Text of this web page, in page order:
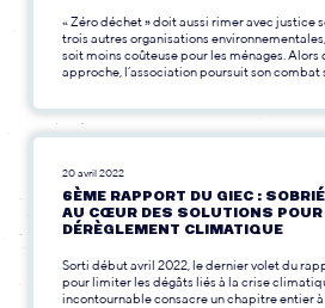
« Zéro déchet » doit aussi rimer avec justice
trois autres organisations
soit moins coûteuse pour les ménages.
approche, l’association poursuit son combat
20 avril 2022
6ÈME RAPPORT DU GIEC :
AU CŒUR DES SOLUTIONS POUR
DÉRÈGLEMENT CLIMATIQUE
Sorti début avril 2022, le dernier volet du
pour limiter les dégâts liés à la crise
incontournable consacre un chapitre entier à